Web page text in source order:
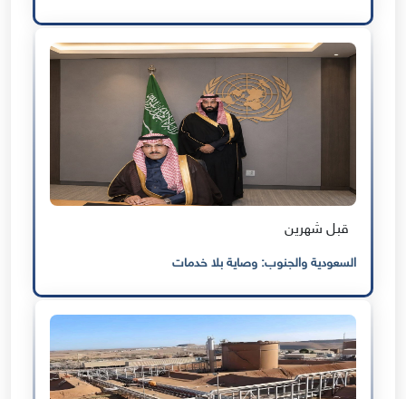
قبل شهرين
السعودية والجنوب: وصاية بلا خدمات